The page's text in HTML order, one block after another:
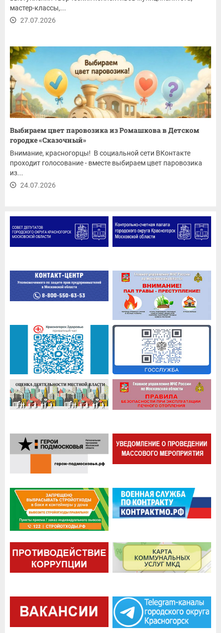
мастер-классы,...
27.07.2026
Выбираем цвет паровозика из Ромашкова в Детском
городке «Сказочный»
Внимание, красногорцы! В социальной сети ВКонтакте
проходит голосование - вместе выбираем цвет паровозика
из...
24.07.2026